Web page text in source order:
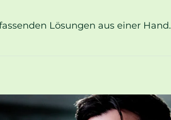
Lösungen aus einer Hand.